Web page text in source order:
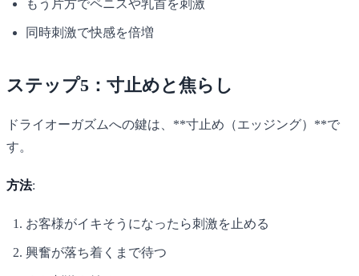
もう片方でペニスや乳首を刺激
同時刺激で快感を倍増
ステップ5：寸止めと焦らし
ドライオーガズムへの鍵は、**寸止め（エッジング）**で
す。
方法:
お客様がイキそうになったら刺激を止める
興奮が落ち着くまで待つ